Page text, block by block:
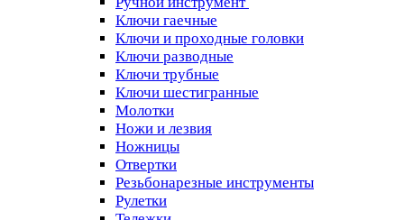
Ключи гаечные
Ключи и проходные головки
Ключи разводные
Ключи трубные
Ключи шестигранные
Молотки
Ножи и лезвия
Ножницы
Отвертки
Резьбонарезные инструменты
Рулетки